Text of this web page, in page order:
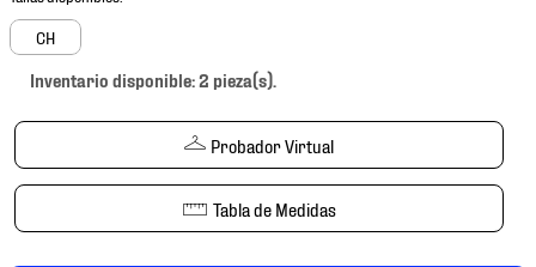
CH
Inventario disponible: 2 pieza(s).
Probador Virtual
Tabla de Medidas
4.
tenis futbol
.
jersey
6.
mochila
8.
mochilas